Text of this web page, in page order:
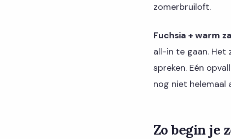
zomerbruiloft.
Fuchsia + warm
all-in te gaan. Het
spreken. Eén
nog niet helemaal
Zo begin je